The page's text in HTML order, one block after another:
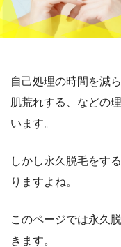
自己処理の時間を減
肌荒れする、などの
います。
しかし永久脱毛をす
りますよね。
このページでは永久
きます。